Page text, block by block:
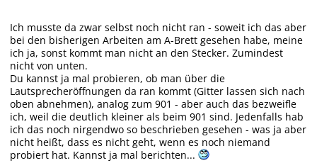
Ich musste da zwar selbst noch nicht ran - soweit ich das aber
bei den bisherigen Arbeiten am A-Brett gesehen habe, meine
ich ja, sonst kommt man nicht an den Stecker. Zumindest
nicht von unten.
Du kannst ja mal probieren, ob man über die
Lautsprecheröffnungen da ran kommt (Gitter lassen sich nach
oben abnehmen), analog zum 901 - aber auch das bezweifle
ich, weil die deutlich kleiner als beim 901 sind. Jedenfalls hab
ich das noch nirgendwo so beschrieben gesehen - was ja aber
nicht heißt, dass es nicht geht, wenn es noch niemand
probiert hat. Kannst ja mal berichten...